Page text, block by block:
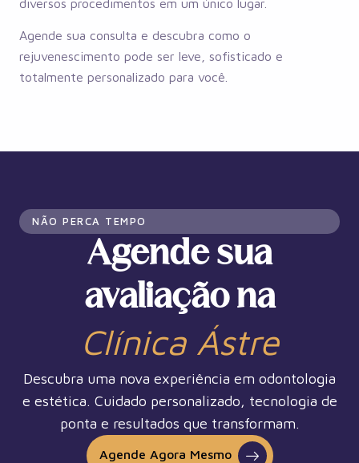
diversos procedimentos em um único lugar.
Agende sua consulta e descubra como o
rejuvenescimento pode ser leve, sofisticado e
totalmente personalizado para você.
NÃO PERCA TEMPO
Agende sua
avaliação na
Clínica Ástre
Descubra uma nova experiência em odontologia
e estética. Cuidado personalizado, tecnologia de
ponta e resultados que transformam.
Agende Agora Mesmo